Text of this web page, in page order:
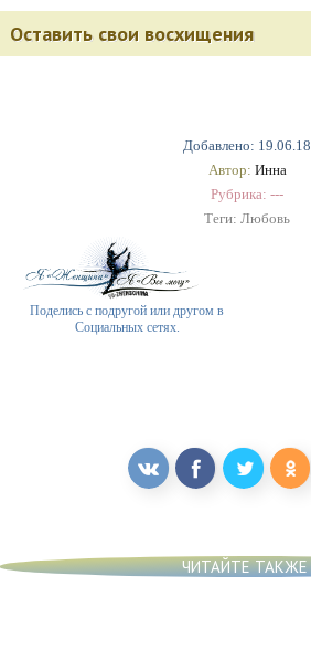
Добавлено: 19.06.18
Автор: Инна
Рубрика: ---
Теги: Любовь
Поделись с подругой или другом в
Социальных сетях.
Оставить свои восхищения
ЧИТАЙТЕ ТАКЖЕ